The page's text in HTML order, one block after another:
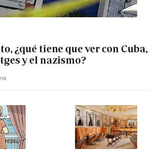
¿qué tiene que ver con Cuba,
y el nazismo?